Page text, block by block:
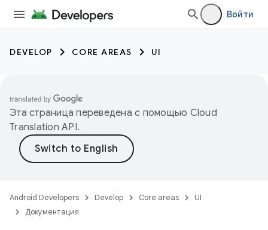
Войти
DEVELOP CORE AREAS UI
Эта страница переведена с помощью Cloud
Translation API.
Android Developers Develop Core areas
UI
Документация